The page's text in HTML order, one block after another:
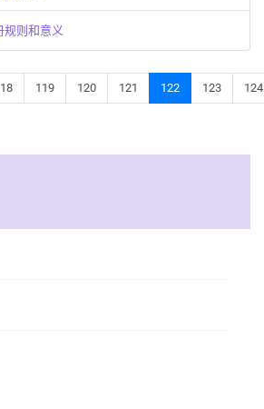
规则和意义
119 120 121 122 123 124